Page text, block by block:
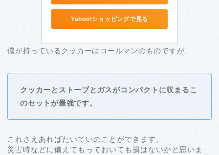
Yahoo!ショッピングで見る
僕が持っているクッカーはコールマンのものですが、
クッカーとストーブとガスがコンパクトに収まるこ
のセットが最強です。
これさえあればたいていのことができます。
災害時などに備えてもっておいても損はないかと思いま